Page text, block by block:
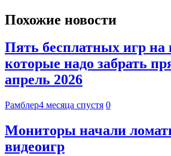
Похожие новости
Пять бесплатных игр на
которые надо забрать
апрель 2026
Рамблер4 месяца спустя 0
Мониторы начали
видеоигр